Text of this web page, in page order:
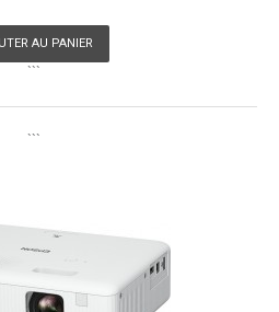
AU PANIER
```
```